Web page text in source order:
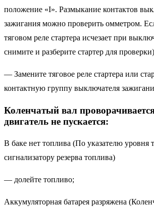
положение «I». Размыкание контактов
зажигания можно проверить омметром.
тяговом реле стартера исчезает при
снимите и разберите стартер для проверки)
— Замените тяговое реле стартера или
контактную группу выключателя
Коленчатый вал
двигатель не пускается:
В баке нет топлива (По указателю уровня
сигнализатору резерва топлива)
— долейте топливо;
Аккумуляторная батарея разряжена